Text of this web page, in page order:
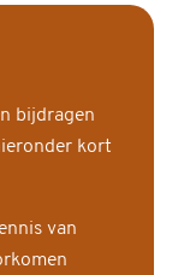
bijdragen
kort
van